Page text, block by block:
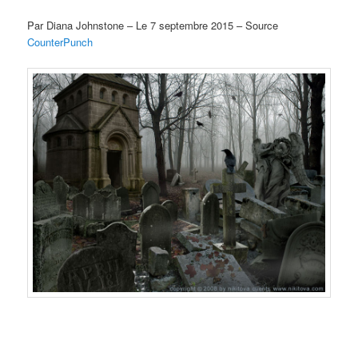
Par Diana Johnstone – Le 7 septembre 2015 – Source
CounterPunch